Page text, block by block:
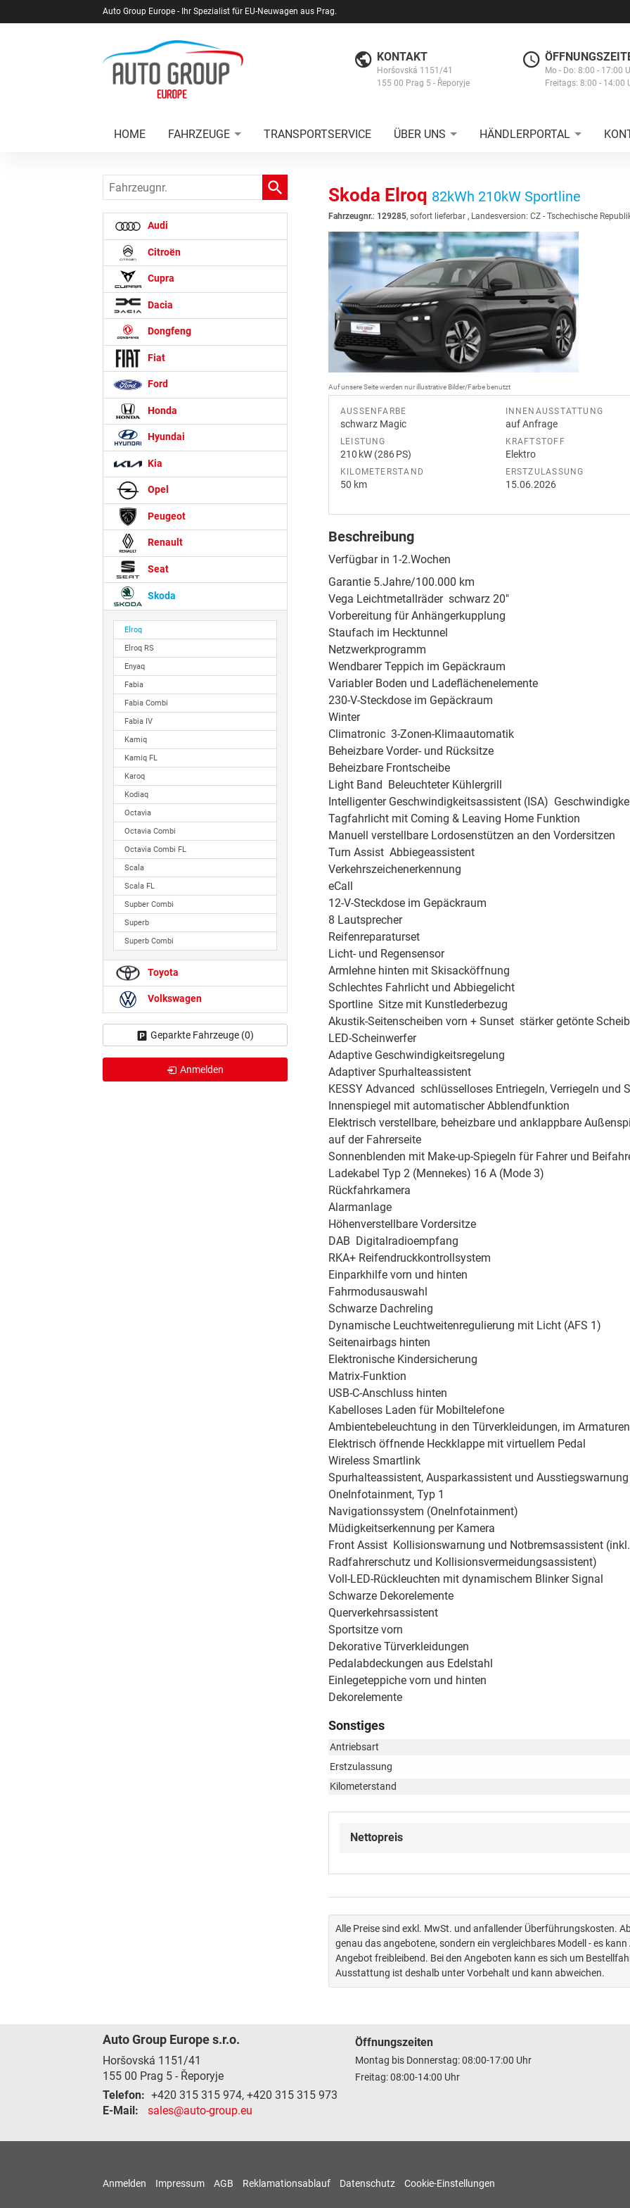
Auto Group Europe - Ihr Spezialist für EU-Neuwagen aus Prag.
KONTAKT
Horšovská 1151/41
155 00 Prag 5 - Řeporyje
Mo - Do: 8:00 - 17:00
Freitags: 8:00 - 14:00
HOME FAHRZEUGE TRANSPORTSERVICE ÜBER UNS HÄNDLERPORTAL
Skoda Elroq 82kWh 210kW Sportline
Fahrzeugnr.: 129285, sofort lieferbar, Landesversion: CZ - Tschechische
Auf unsere Seite werden nur illustrative Bilder/Farbe benutzt
AUSSENFARBE
schwarz Magic
INNENAUSSTATTUNG
auf Anfrage
LEISTUNG
210 kW (286 PS)
KRAFTSTOFF
Elektro
KILOMETERSTAND
50 km
ERSTZULASSUNG
15.06.2026
Beschreibung
Verfügbar in 1-2.Wochen
Garantie 5.Jahre/100.000 km
Vega Leichtmetallräder  schwarz 20"
Vorbereitung für Anhängerkupplung
Staufach im Hecktunnel
Netzwerkprogramm
Wendbarer Teppich im Gepäckraum
Variabler Boden und Ladeflächenelemente
230-V-Steckdose im Gepäckraum
Winter
Climatronic  3-Zonen-Klimaautomatik
Beheizbare Vorder- und Rücksitze
Beheizbare Frontscheibe
Light Band  Beleuchteter Kühlergrill
Intelligenter Geschwindigkeitsassistent (ISA) 
Tagfahrlicht mit Coming & Leaving Home Funktion
Manuell verstellbare Lordosenstützen an den Vordersitzen
Turn Assist  Abbiegeassistent
Verkehrszeichenerkennung
eCall
12-V-Steckdose im Gepäckraum
8 Lautsprecher
Reifenreparaturset
Licht- und Regensensor
Armlehne hinten mit Skisacköffnung
Schlechtes Fahrlicht und Abbiegelicht
Sportline  Sitze mit Kunstlederbezug
Akustik-Seitenscheiben vorn + Sunset  stärker getönte
LED-Scheinwerfer
Adaptive Geschwindigkeitsregelung
Adaptiver Spurhalteassistent
KESSY Advanced  schlüsselloses Entriegeln, Verriegeln
Innenspiegel mit automatischer Abblendfunktion
Elektrisch verstellbare, beheizbare und anklappbare
auf der Fahrerseite
Sonnenblenden mit Make-up-Spiegeln für Fahrer und
Ladekabel Typ 2 (Mennekes) 16 A (Mode 3)
Rückfahrkamera
Alarmanlage
Höhenverstellbare Vordersitze
DAB  Digitalradioempfang
RKA+ Reifendruckkontrollsystem
Einparkhilfe vorn und hinten
Fahrmodusauswahl
Schwarze Dachreling
Dynamische Leuchtweitenregulierung mit Licht (AFS 1)
Seitenairbags hinten
Elektronische Kindersicherung
Matrix-Funktion
USB-C-Anschluss hinten
Kabelloses Laden für Mobiltelefone
Ambientebeleuchtung in den Türverkleidungen, im
Elektrisch öffnende Heckklappe mit virtuellem Pedal
Wireless Smartlink
Spurhalteassistent, Ausparkassistent und Ausstiegswarnung
OneInfotainment, Typ 1
Navigationssystem (OneInfotainment)
Müdigkeitserkennung per Kamera
Front Assist  Kollisionswarnung und Notbremsassistent
Radfahrerschutz und Kollisionsvermeidungsassistent)
Voll-LED-Rückleuchten mit dynamischem Blinker Signal
Schwarze Dekorelemente
Querverkehrsassistent
Sportsitze vorn
Dekorative Türverkleidungen
Pedalabdeckungen aus Edelstahl
Einlegeteppiche vorn und hinten
Dekorelemente
Sonstiges
Antriebsart
Erstzulassung
Kilometerstand
Nettopreis
Alle Preise sind exkl. MwSt. und anfallender Überführungskosten.
genau das angebotene, sondern ein vergleichbares Modell - es
Angebot freibleibend. Bei den Angeboten kann es sich um
Ausstattung ist deshalb unter Vorbehalt und kann abweichen.
Fahrzeugnr.
Audi
Citroën
Cupra
Dacia
Dongfeng
Fiat
Ford
Honda
Hyundai
Kia
Opel
Peugeot
Renault
Seat
Skoda
Elroq
Elroq RS
Enyaq
Fabia
Fabia Combi
Fabia IV
Kamiq
Kamiq FL
Karoq
Kodiaq
Octavia
Octavia Combi
Octavia Combi FL
Scala
Scala FL
Supber Combi
Superb
Superb Combi
Toyota
Volkswagen
Geparkte Fahrzeuge (0)
Anmelden
Auto Group Europe s.r.o.
Horšovská 1151/41
155 00 Prag 5 - Řeporyje
Telefon: +420 315 315 974, +420 315 315 973
E-Mail:
sales@auto-group.eu
Öffnungszeiten
Montag bis Donnerstag: 08:00-17:00 Uhr
Freitag: 08:00-14:00 Uhr
Anmelden Impressum AGB Reklamationsablauf Datenschutz Cookie-Einstellungen